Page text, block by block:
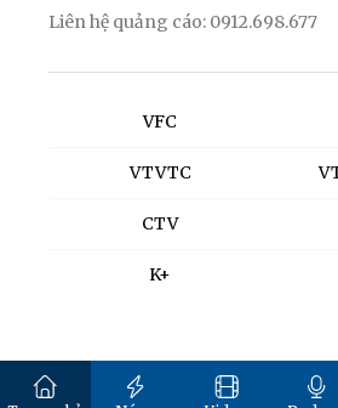
Liên hệ quảng cáo: 0912.698.677
VFC
VTVTC
CTV
K+